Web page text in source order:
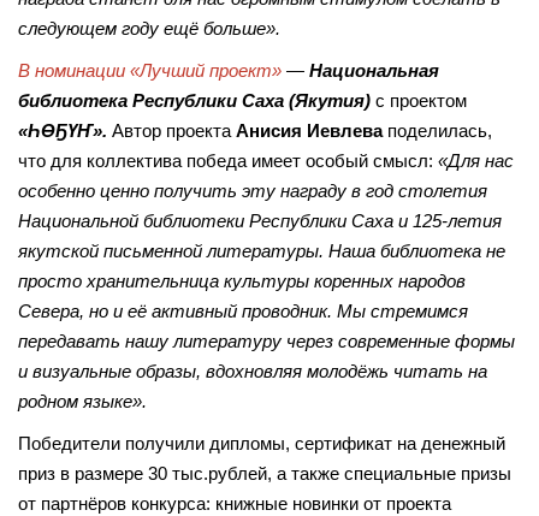
следующем году ещё больше».
В номинации «Лучший проект» — Национальная
библиотека Республики Саха (Якутия) с проектом
«ҺӨҔҮҤ». Автор проекта Анисия Иевлеваподелилась,
что для коллектива победа имеет особый смысл: «Для нас
особенно ценно получить эту награду в год столетия
Национальной библиотеки Республики Саха и 125-летия
якутской письменной литературы. Наша библиотека не
просто хранительница культуры коренных народов
Севера, но и её активный проводник. Мы стремимся
передавать нашу литературу через современные формы
и визуальные образы, вдохновляя молодёжь читать на
родном языке».
Победители получили дипломы, сертификат на денежный
приз в размере 30 тыс.рублей, а также специальные призы
от партнёров конкурса: книжные новинки от проекта